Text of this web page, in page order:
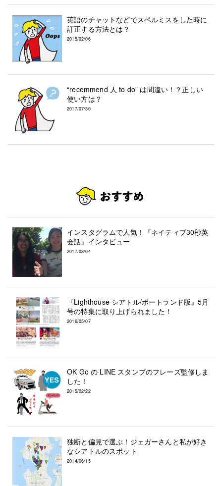
英語のチャットなどでスペルミスをした時に
訂正する方法とは？
2015/02/06
“recommend 人 to do” は間違い！？正しい
使い方は？
2017/07/30
インスタグラムで人気！『ネイティブ30秒英
会話』インタビュー
2017/08/04
『Lighthouse シアトル/ポートランド版』5月
号の特集に取り上げられました！
2016/05/07
OK Go の LINE スタンプのフレーズ監修しま
した！
2015/02/22
独断と偏見で選ぶ！ジェガーさんと私が好き
なシアトルのスポット
2014/06/15